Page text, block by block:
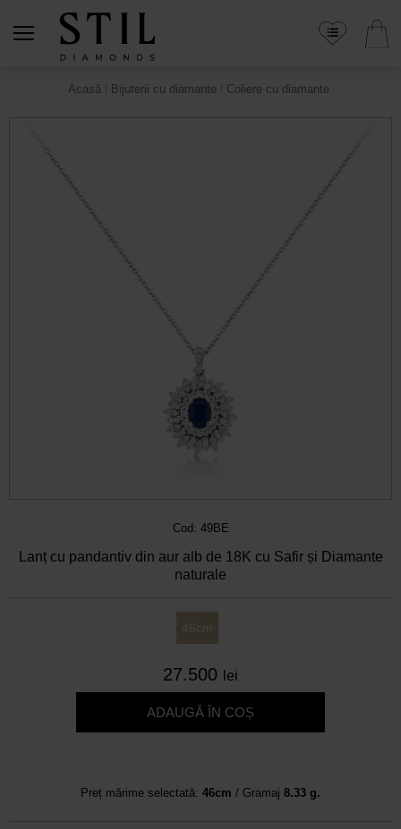
Acasă Bijuterii cu diamante Coliere cu diamante
Cod: 49BE
Lanț cu pandantiv din aur alb de 18K cu Safir și Diamante
naturale
46cm
27.500 lei
ADAUGĂ ÎN COȘ
Preț mărime selectată: 46cm / Gramaj 8.33 g.